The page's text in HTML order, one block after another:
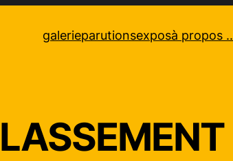
galerieparutionsexposà propos ..